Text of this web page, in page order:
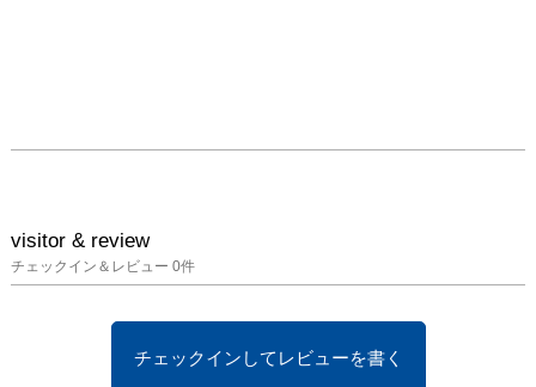
脳裏で変化し続けている
と考えていることに起因
します。
私は絵画の中の “時間の
描き出し、可視化させた
visitor & review
チェックイン＆レビュー 0件
チェックインしてレビューを書く